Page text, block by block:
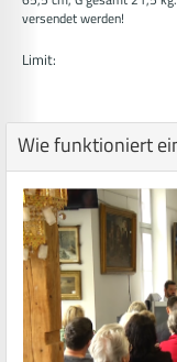
versendet werden!
Limit:
Wie funktioniert